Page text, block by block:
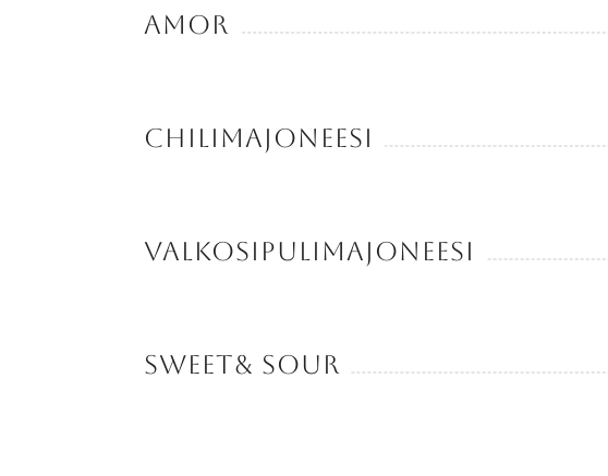
Amor
Chilimajoneesi
Valkosipulimajoneesi
Sweet& sour